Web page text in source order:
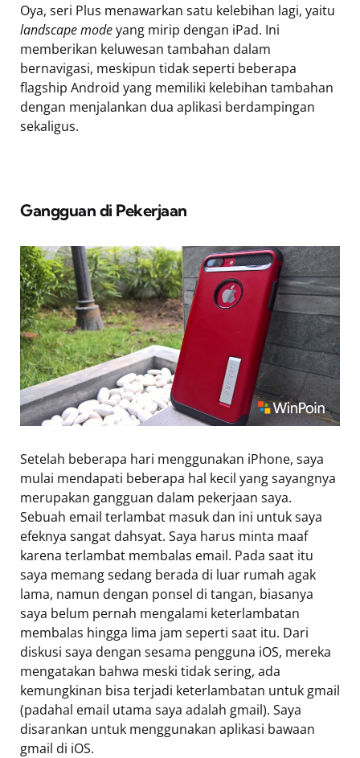
Oya, seri Plus menawarkan satu kelebihan lagi, yaitu
landscape modeyang mirip dengan iPad. Ini
memberikan keluwesan tambahan dalam
bernavigasi, meskipun tidak seperti beberapa
flagship Android yang memiliki kelebihan tambahan
dengan menjalankan dua aplikasi berdampingan
sekaligus.
Gangguan di Pekerjaan
Setelah beberapa hari menggunakan iPhone, saya
mulai mendapati beberapa hal kecil yang sayangnya
merupakan gangguan dalam pekerjaan saya.
Sebuah email terlambat masuk dan ini untuk saya
efeknya sangat dahsyat. Saya harus minta maaf
karena terlambat membalas email. Pada saat itu
saya memang sedang berada di luar rumah agak
lama, namun dengan ponsel di tangan, biasanya
saya belum pernah mengalami keterlambatan
membalas hingga lima jam seperti saat itu. Dari
diskusi saya dengan sesama pengguna iOS, mereka
mengatakan bahwa meski tidak sering, ada
kemungkinan bisa terjadi keterlambatan untuk gmail
(padahal email utama saya adalah gmail). Saya
disarankan untuk menggunakan aplikasi bawaan
gmail di iOS.